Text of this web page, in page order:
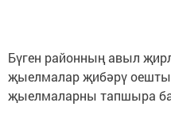
Бүген районның авыл
җыелмалар җибәрү
җыелмаларны тапшыра